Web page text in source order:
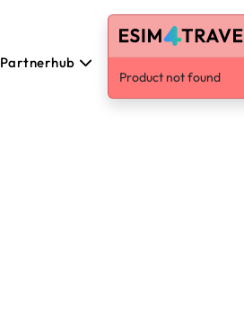
Partnerhub Dansk
Product not found